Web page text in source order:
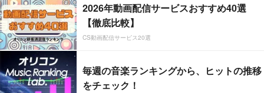
2026年動画配信サービスおすすめ40選
【徹底比較】
CS動画配信サービス20選
毎週の音楽ランキングから、ヒットの推移
をチェック！